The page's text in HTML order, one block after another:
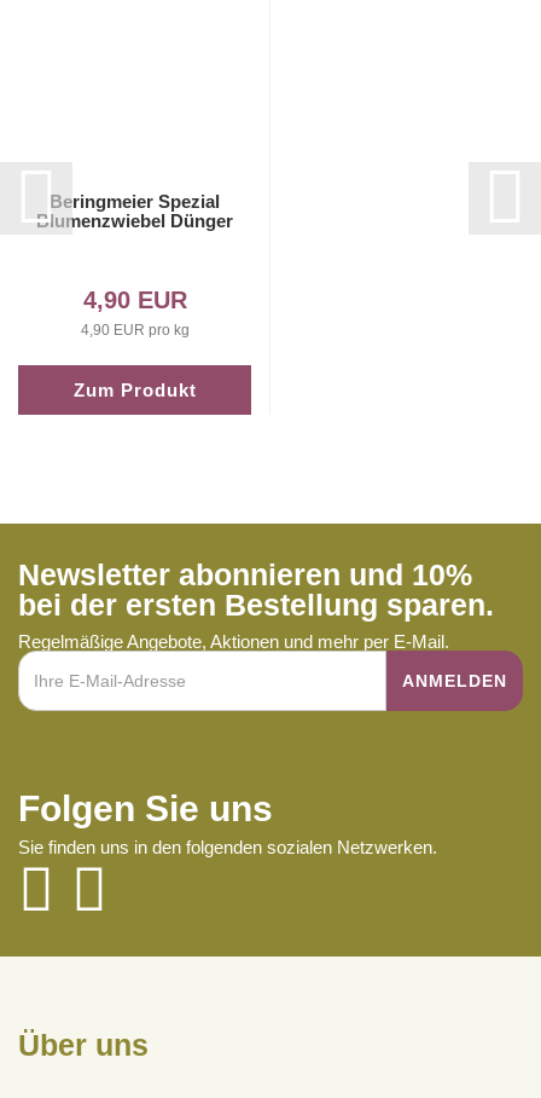
Beringmeier Spezial
Blumenzwiebel Dünger
4,90 EUR
4,90 EUR pro kg
Zum Produkt
Newsletter abonnieren und 10%
bei der ersten Bestellung sparen.
Regelmäßige Angebote, Aktionen und mehr per E-Mail.
Folgen Sie uns
Sie finden uns in den folgenden sozialen Netzwerken.
Über uns